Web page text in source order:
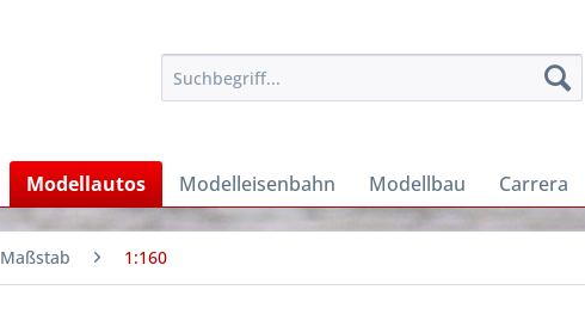
Modellautos Modelleisenbahn Modellbau Carrera
Maßstab 1:160